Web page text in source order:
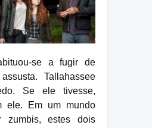
se a fugir de
Tallahassee
Se ele tivesse,
ele. Em um mundo
zumbis, estes dois